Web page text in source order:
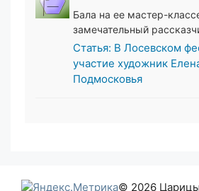
Бала на ее мастер-
замечательный
Статья: В Лосевском
участие художник
Подмосковья
© 2026